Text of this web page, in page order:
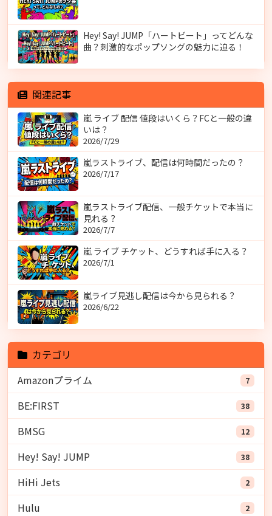
Hey! Say! JUMP「ハートビート」ってどんな
曲？刺激的なポップソングの魅力に迫る！
関連記事
嵐 ライブ 配信 値段はいくら？FCと一般の違
いは？
2026/7/29
嵐ラストライブ、配信は何時間だったの？
2026/7/17
嵐ラストライブ配信、一般チケットで本当に
見れる？
2026/7/7
嵐 ライブ チケット、どうすれば手に入る？
2026/7/1
嵐ライブ見逃し配信は今から見られる？
2026/6/22
カテゴリ
Amazonプライム
7
BE:FIRST 38
BMSG 12
Hey! Say! JUMP 38
HiHi Jets 2
Hulu 2